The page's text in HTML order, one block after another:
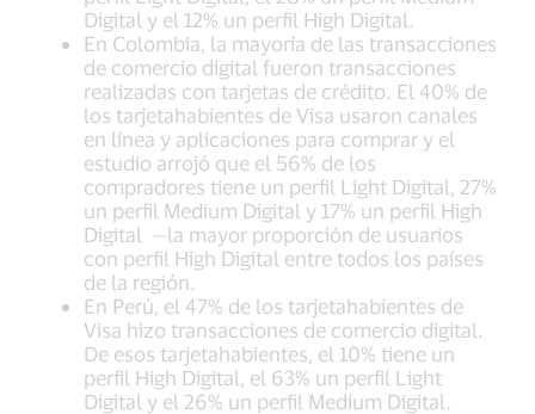
Digital y el 12% un perfil High Digital.
En Colombia, la mayoría de las transacciones
de comercio digital fueron transacciones
realizadas con tarjetas de crédito. El 40% de
los tarjetahabientes de Visa usaron canales
en línea y aplicaciones para comprar y el
estudio arrojó que el 56% de los
compradores tiene un perfil Light Digital, 27%
un perfil Medium Digital y 17% un perfil High
Digital —la mayor proporción de usuarios
con perfil High Digital entre todos los países
de la región.
En Perú, el 47% de los tarjetahabientes de
Visa hizo transacciones de comercio digital.
De esos tarjetahabientes, el 10% tiene un
perfil High Digital, el 63% un perfil Light
Digital y el 26% un perfil Medium Digital.